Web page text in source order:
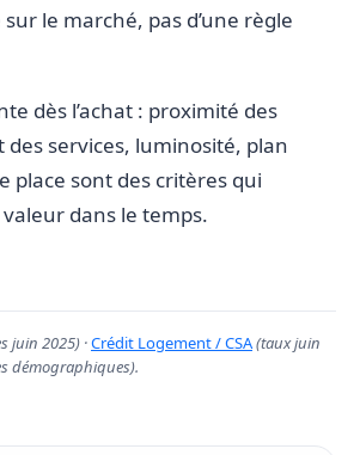
le marché, pas d’une règle
dès l’achat : proximité des
services, luminosité, plan
place sont des critères qui
dans le temps.
juin 2025) ·Crédit Logement / CSA(taux juin
démographiques).